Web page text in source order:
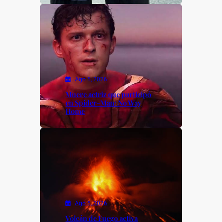
Ago 5, 2026
Muere actriz que participó
en Spider-Man: No Way
Home
Ago 5, 2026
Volcán de Fuego activa